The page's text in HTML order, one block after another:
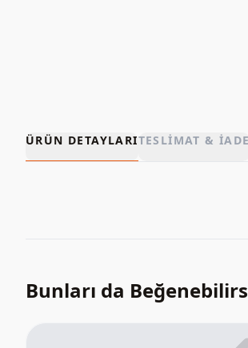
ÜRÜN DETAYLARITESLIMAT & İADE
Bunları da